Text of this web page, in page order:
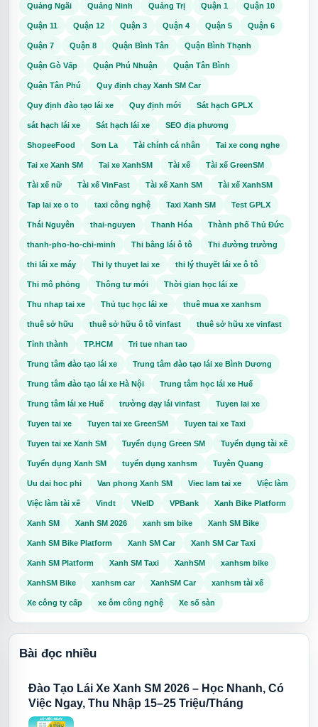
Quảng Ngãi Quảng Ninh Quảng Trị Quận 1 Quận 10
Quận 11 Quận 12 Quận 3 Quận 4 Quận 5 Quận 6
Quận 7 Quận 8 Quận Bình Tân Quận Bình Thạnh
Quận Gò Vấp Quận Phú Nhuận Quận Tân Bình
Quận Tân Phú Quy định chạy Xanh SM Car
Quy định đào tạo lái xe Quy định mới Sát hạch GPLX
sát hạch lái xe Sát hạch lái xe SEO địa phương
ShopeeFood Sơn La Tài chính cá nhân Tai xe cong nghe
Tai xe Xanh SM Tai xe XanhSM Tài xế Tài xế GreenSM
Tài xế nữ Tài xế VinFast Tài xế Xanh SM Tài xế XanhSM
Tap lai xe o to taxi công nghệ Taxi Xanh SM Test GPLX
Thái Nguyên thai-nguyen Thanh Hóa Thành phố Thủ Đức
thanh-pho-ho-chi-minh Thi bằng lái ô tô Thi đường trường
thi lái xe máy Thi ly thuyet lai xe thi lý thuyết lái xe ô tô
Thi mô phỏng Thông tư mới Thời gian học lái xe
Thu nhap tai xe Thủ tục học lái xe thuê mua xe xanhsm
thuê sở hữu thuê sở hữu ô tô vinfast thuê sở hữu xe vinfast
Tỉnh thành TP.HCM Tri tue nhan tao
Trung tâm đào tạo lái xe Trung tâm đào tạo lái xe Bình Dương
Trung tâm đào tạo lái xe Hà Nội Trung tâm học lái xe Huế
Trung tâm lái xe Huế trường dạy lái vinfast Tuyen lai xe
Tuyen tai xe Tuyen tai xe GreenSM Tuyen tai xe Taxi
Tuyen tai xe Xanh SM Tuyển dụng Green SM Tuyển dụng tài xế
Tuyển dụng Xanh SM tuyển dụng xanhsm Tuyên Quang
Uu dai hoc phi Van phong Xanh SM Viec lam tai xe Việc làm
Việc làm tài xế Vindt VNeID VPBank Xanh Bike Platform
Xanh SM Xanh SM 2026 xanh sm bike Xanh SM Bike
Xanh SM Bike Platform Xanh SM Car Xanh SM Car Taxi
Xanh SM Platform Xanh SM Taxi XanhSM xanhsm bike
XanhSM Bike xanhsm car XanhSM Car xanhsm tài xế
Xe công ty cấp xe ôm công nghệ Xe số sàn
Bài đọc nhiều
Đào Tạo Lái Xe Xanh SM 2026 – Học Nhanh, Có
Việc Ngay, Thu Nhập 15–25 Triệu/Tháng